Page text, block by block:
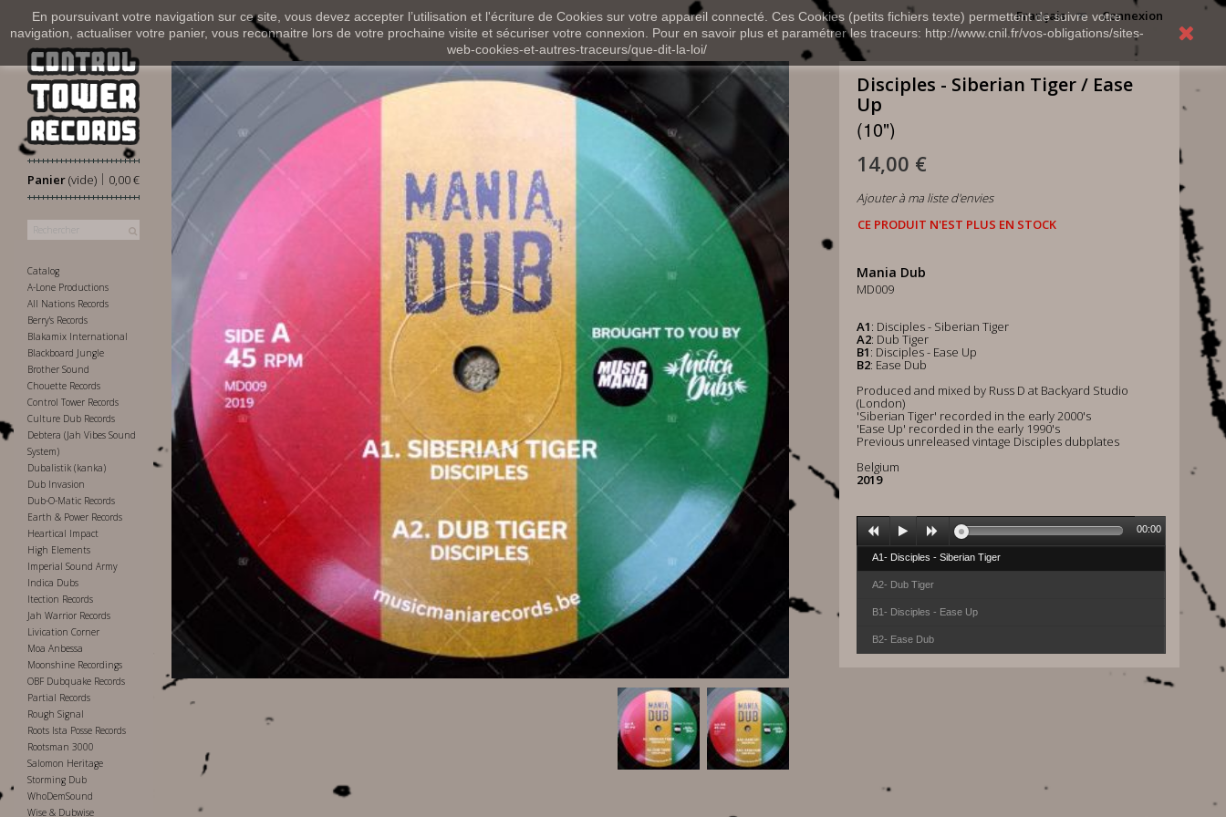
En poursuivant votre navigation sur ce site, vous devez accepter l’utilisation et l'écriture de Cookies sur votre appareil connecté. Ces Cookies (petits fichiers texte) permettent de suivre votre
navigation, actualiser votre panier, vous reconnaitre lors de votre prochaine visite et sécuriser votre connexion. Pour en savoir plus et paramétrer les traceurs: http://www.cnil.fr/vos-obligations/sites-
web-cookies-et-autres-traceurs/que-dit-la-loi/
Connexion
Français
Panier 0,00 €
|
(vide)
Catalog
A-Lone Productions
All Nations Records
Berry's Records
Blakamix International
Blackboard Jungle
Brother Sound
Chouette Records
Control Tower Records
Culture Dub Records
Debtera (Jah Vibes Sound
System)
Dubalistik (kanka)
Dub Invasion
Dub-O-Matic Records
Earth & Power Records
Heartical Impact
High Elements
Imperial Sound Army
Indica Dubs
Itection Records
Jah Warrior Records
Livication Corner
Moa Anbessa
Moonshine Recordings
OBF Dubquake Records
Partial Records
Rough Signal
Roots Ista Posse Records
Rootsman 3000
Salomon Heritage
Storming Dub
WhoDemSound
Wise & Dubwise
Disciples - Siberian Tiger / Ease
Up
(10")
14,00 €
Ajouter à ma liste d'envies
CE PRODUIT N'EST PLUS EN STOCK
Mania Dub
MD009
A1: Disciples - Siberian Tiger
A2: Dub Tiger
B1: Disciples - Ease Up
B2: Ease Dub
Produced and mixed by Russ D at Backyard Studio
(London)
'Siberian Tiger' recorded in the early 2000's
'Ease Up' recorded in the early 1990's
Previous unreleased vintage Disciples dubplates
Belgium
2019
A1- Disciples - Siberian Tiger
A2- Dub Tiger
B1- Disciples - Ease Up
B2- Ease Dub
00:00